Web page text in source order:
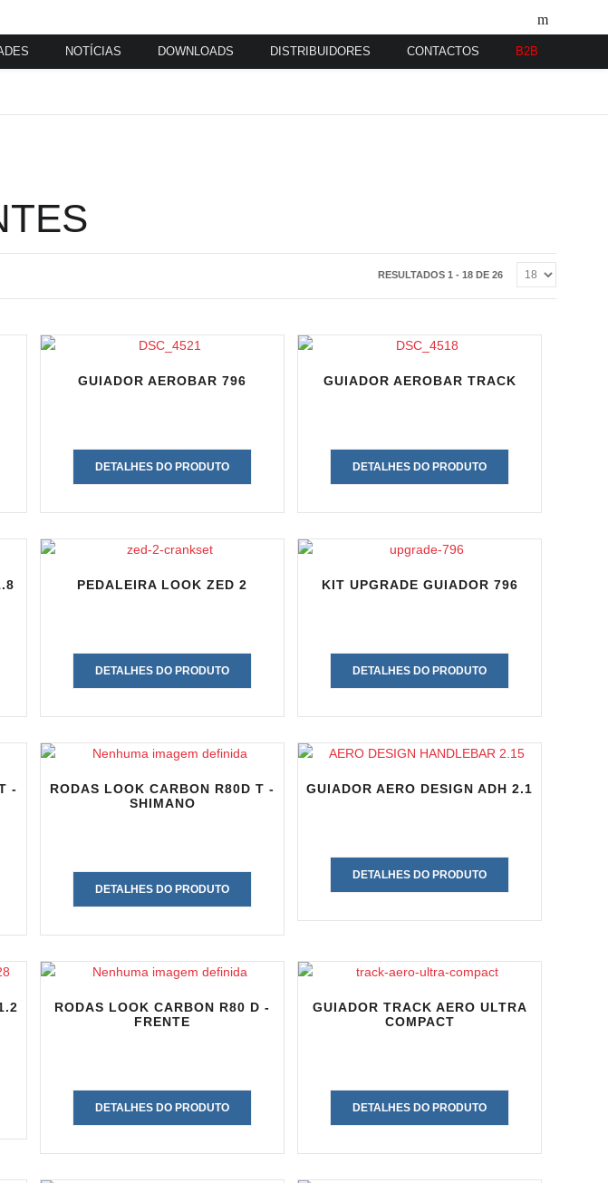
NOTÍCIAS DOWNLOADS DISTRIBUIDORES CONTACTOS B2B
RESULTADOS 1 - 18 DE 26
GUIADOR AEROBAR 796
DETALHES DO PRODUTO
GUIADOR AEROBAR TRACK
DETALHES DO PRODUTO
PEDALEIRA LOOK ZED 2
DETALHES DO PRODUTO
KIT UPGRADE GUIADOR 796
DETALHES DO PRODUTO
-
RODAS LOOK CARBON R80D T -
SHIMANO
DETALHES DO PRODUTO
GUIADOR AERO DESIGN ADH 2.1
DETALHES DO PRODUTO
RODAS LOOK CARBON R80 D -
FRENTE
DETALHES DO PRODUTO
GUIADOR TRACK AERO ULTRA
COMPACT
DETALHES DO PRODUTO